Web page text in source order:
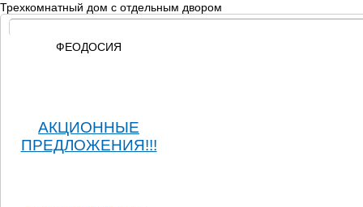
Трехкомнатный дом с отдельным двором
ФЕОДОСИЯ
АКЦИОННЫЕ
ПРЕДЛОЖЕНИЯ!!!